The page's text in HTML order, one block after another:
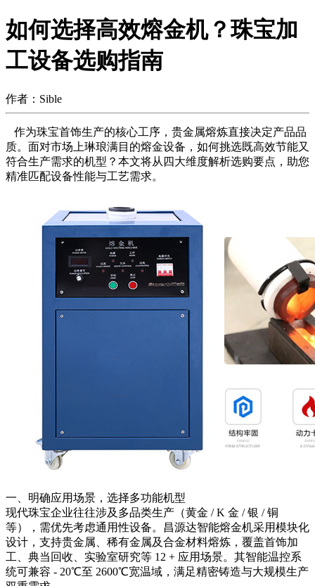
如何选择高效熔金机？珠宝加
工设备选购指南
作者：Sible
作为珠宝首饰生产的核心工序，贵金属熔炼直接决定产品品
质。面对市场上琳琅满目的熔金设备，如何挑选既高效节能又
符合生产需求的机型？本文将从四大维度解析选购要点，助您
精准匹配设备性能与工艺需求。
一、明确应用场景，选择多功能机型
现代珠宝企业往往涉及多品类生产（黄金 / K 金 / 银 / 铜
等），需优先考虑通用性设备。昌源达智能熔金机采用模块化
设计，支持贵金属、稀有金属及合金材料熔炼，覆盖首饰加
工、典当回收、实验室研究等 12 + 应用场景。其智能温控系
统可兼容 - 20℃至 2600℃宽温域，满足精密铸造与大规模生产